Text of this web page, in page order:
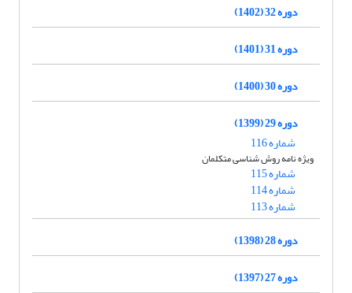
دوره 32 (1402)
دوره 31 (1401)
دوره 30 (1400)
دوره 29 (1399)
شماره 116
ویژه نامه روش شناسی متکلمان
شماره 115
شماره 114
شماره 113
دوره 28 (1398)
دوره 27 (1397)